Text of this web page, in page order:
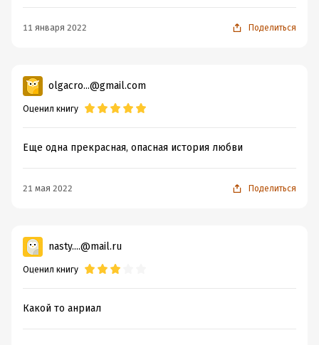
11 января 2022 Поделиться
olgacro...@gmail.com
Оценил книгу
Еще одна прекрасная, опасная история любви
21 мая 2022 Поделиться
nasty....@mail.ru
Оценил книгу
Какой то анриал